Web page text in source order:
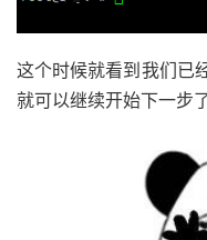
这个时候就看到我们已
就可以继续开始下一步了